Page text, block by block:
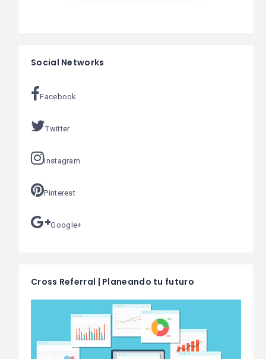
Social Networks
Facebook
Twitter
Instagram
Pinterest
Google+
Cross Referral | Planeando tu futuro